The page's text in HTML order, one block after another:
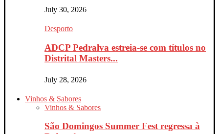
July 30, 2026
Desporto
ADCP Pedralva estreia-se com títulos no
Distrital Masters...
July 28, 2026
Vinhos & Sabores
Vinhos & Sabores
São Domingos Summer Fest regressa à